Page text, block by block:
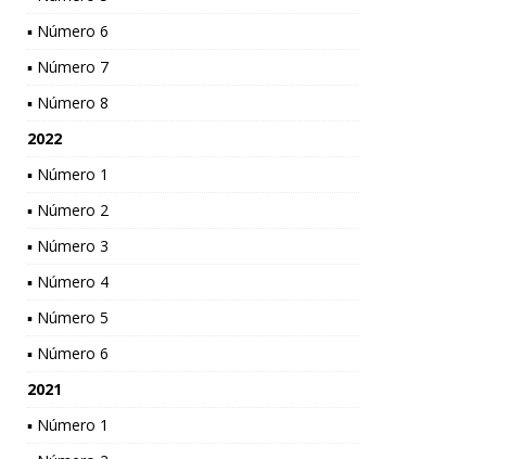
▪ Número 6
▪ Número 7
▪ Número 8
2022
▪ Número 1
▪ Número 2
▪ Número 3
▪ Número 4
▪ Número 5
▪ Número 6
2021
▪ Número 1